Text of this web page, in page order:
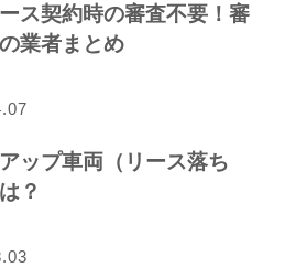
ス契約時の審査不要！審
業者まとめ
ップ車両（リース落ち
？